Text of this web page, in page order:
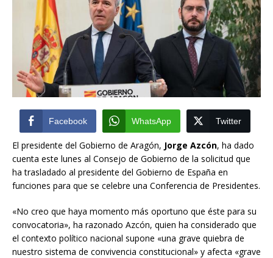
Facebook WhatsApp Twitter
El presidente del Gobierno de Aragón, Jorge Azcón, ha dado
cuenta este lunes al Consejo de Gobierno de la solicitud que
ha trasladado al presidente del Gobierno de España en
funciones para que se celebre una Conferencia de Presidentes.
«No creo que haya momento más oportuno que éste para su
convocatoria», ha razonado Azcón, quien ha considerado que
el contexto político nacional supone «una grave quiebra de
nuestro sistema de convivencia constitucional» y afecta «grave